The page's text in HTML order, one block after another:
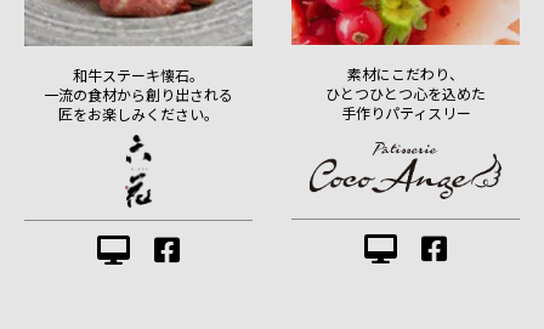
和牛ステーキ懐石。
一流の食材から創り出される
匠をお楽しみください。
素材にこだわり、
ひとつひとつ心を込めた
手作りパティスリー